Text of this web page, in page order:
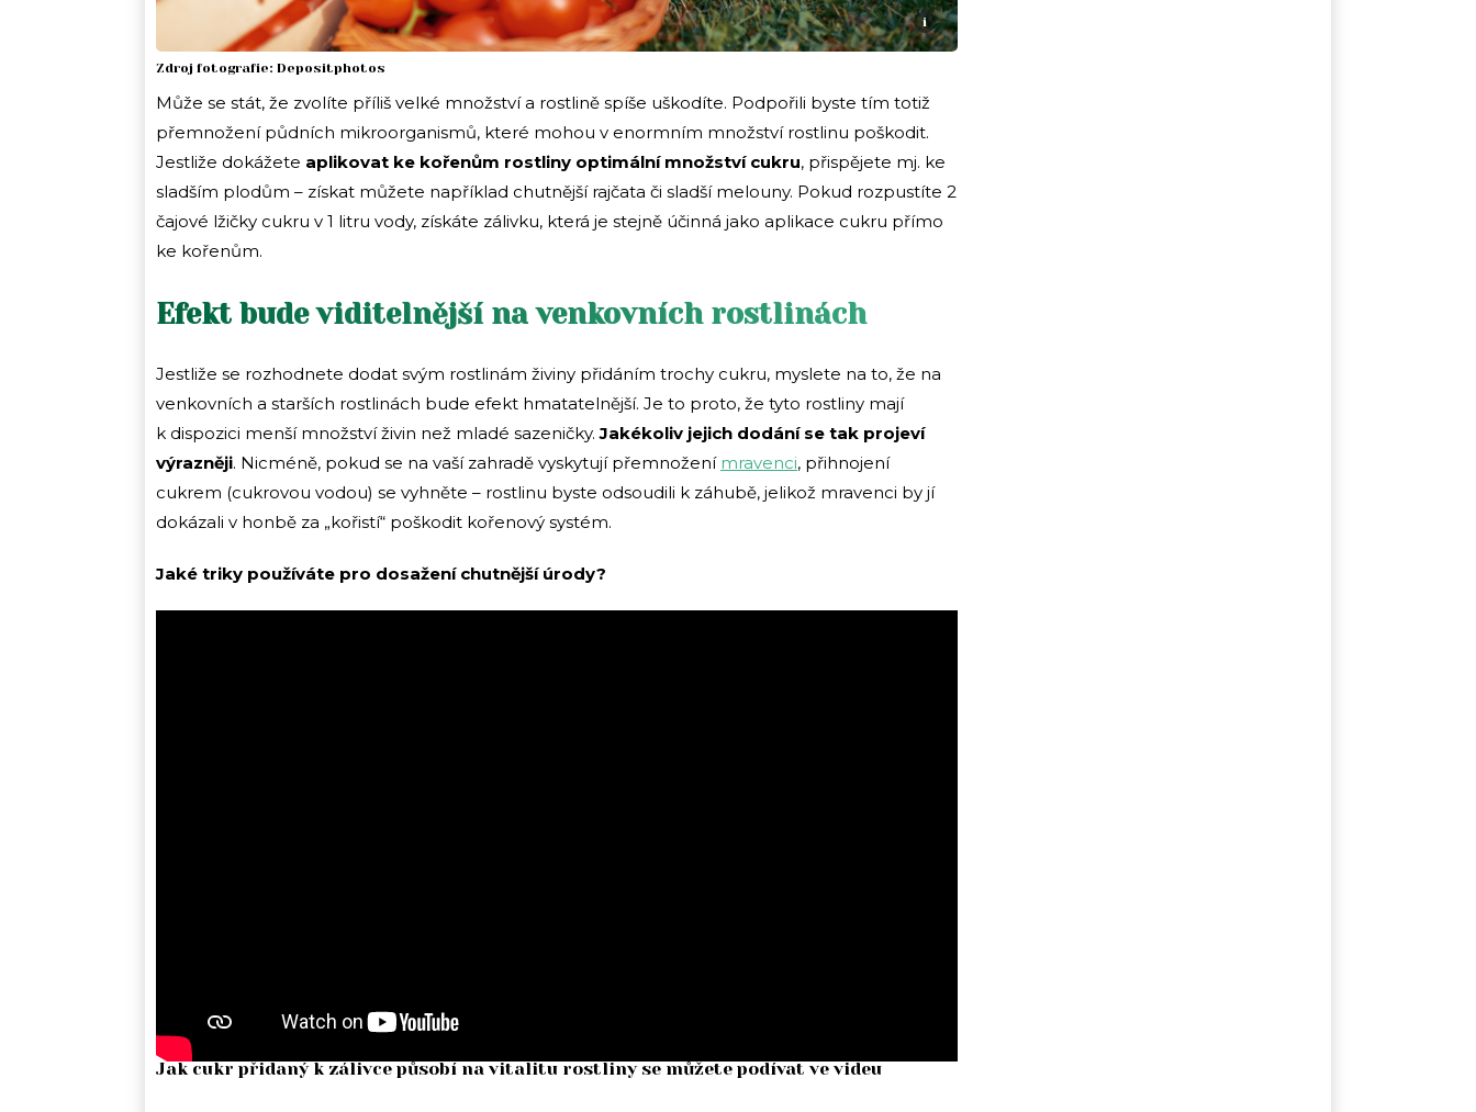
i
Zdroj fotografie: Depositphotos
Může se stát, že zvolíte příliš velké množství a rostlině spíše uškodíte. Podpořili byste tím totiž
přemnožení půdních mikroorganismů, které mohou v enormním množství rostlinu poškodit.
Jestliže dokážete aplikovat ke kořenům rostliny optimální množství cukru, přispějete mj. ke
sladším plodům – získat můžete například chutnější rajčata či sladší melouny. Pokud rozpustíte 2
čajové lžičky cukru v 1 litru vody, získáte zálivku, která je stejně účinná jako aplikace cukru přímo
ke kořenům.
Efekt bude viditelnější na venkovních rostlinách
Jestliže se rozhodnete dodat svým rostlinám živiny přidáním trochy cukru, myslete na to, že na
venkovních a starších rostlinách bude efekt hmatatelnější. Je to proto, že tyto rostliny mají
k dispozici menší množství živin než mladé sazeničky.Jakékoliv jejich dodání se tak projeví
výrazněji. Nicméně, pokud se na vaší zahradě vyskytují přemnožení mravenci, přihnojení
cukrem (cukrovou vodou) se vyhněte – rostlinu byste odsoudili k záhubě, jelikož mravenci by jí
dokázali v honbě za „kořistí“ poškodit kořenový systém.
Jaké triky používáte pro dosažení chutnější úrody?
Jak cukr přidaný k zálivce působí na vitalitu rostliny se můžete podívat ve videu